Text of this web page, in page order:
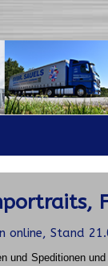
online, Stand
und Speditionen